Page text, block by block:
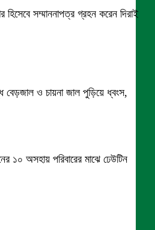
হিসেবে সম্মাননাপত্র গ্রহন করেন দিরাই
বেড়জাল ও চায়না জাল পুড়িয়ে ধ্বংস,
১০ অসহায় পরিবারের মাঝে ঢেউটিন